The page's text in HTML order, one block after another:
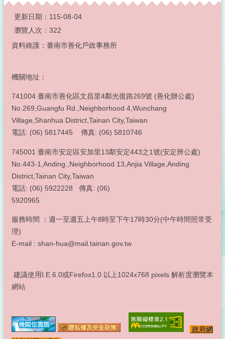
:::
更新日期： 115-08-04
瀏覽人次： 322
資料維護：臺南市善化戶政事務所
機關地址：
741004 臺南市善化區文昌里4鄰光復路269號 (善化辦公處)
No.269,Guangfu Rd.,Neighborhood 4,Wunchang
Village,Shanhua District,Tainan City,Taiwan
電話: (06) 5817445 傳真: (06) 5810746
745001 臺南市安定區安加里13鄰安定443之1號(安定辨公處)
No.443-1,Anding.,Neighborhood 13,Anjia Village,Anding
District,Tainan City,Taiwan
電話: (06) 5922228 傳真: (06)
5920965
服務時間 ：週一至週五上午8時至下午17時30分(中午時間照常受
理)
E-mail : shan-hua@mail.tainan.gov.tw
建議使用I.E.6.0或Firefox1.0 以上1024x768 pixels 解析度瀏覽本
網站
政府網